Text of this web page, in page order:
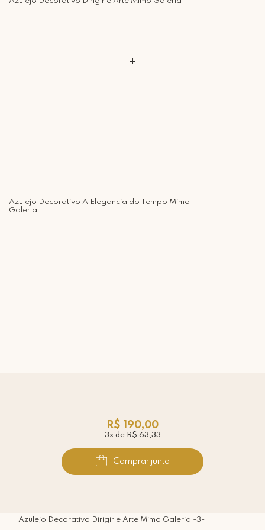
+
Azulejo Decorativo A Elegancia do Tempo Mimo
Galeria
R$ 190,00
3x de R$ 63,33
Comprar junto